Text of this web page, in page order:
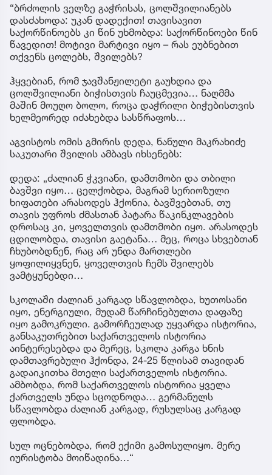
“ბრძოლის ველზე გაჭრისას, ცოლშვილიანებს
დასძახოდა: უკან დადექით! თავისავით
საქორწინოებს კი წინ უხმობდა: საქორწინოები წინ
წავედით! მოტივი მარტივი იყო – რას ეუბნებით
თქვენს ცოლებს, შვილებს?
ჰყვებიან, რომ ჯავშანჟილეტი გაუხდია და
ცოლშვილიანი ბიჭისთვის ჩაუცმევია… ნაღმმა
მაშინ მოუღო ბოლო, როცა დაჭრილი ბიჭებისთვის
ხელმეორედ იძახებდა სასწრაფოს…
აგვისტოს ომის გმირის დედა, ნანული მაკრახიძე
საკუთარი შვილის ამბავს იხსენებს:
დედა: „ძალიან ჭკვიანი, დამთმობი და თბილი
ბავშვი იყო… ცელქობდა, მაგრამ სერიოზული
ხიფათები არასოდეს ჰქონია, ბავშვებთან, თუ
თავის უფროს ძმასთან პატარა წაკინკლავების
დროსაც კი, ყოველთვის დამთმობი იყო. არასოდეს
ცდილობდა, თავისი გაეტანა… მეც, როცა სხვებთან
ჩხუბობდნენ, რაც არ უნდა მართლები
ყოფილიყვნენ, ყოველთვის ჩემს შვილებს
ვამტყუნებდი…
სკოლაში ძალიან კარგად სწავლობდა, ხუთოსანი
იყო, ენერგიული, მუდამ წარჩინებულთა დაფაზე
იყო გამოკრული. გამორჩეულად უყვარდა ისტორია,
განსაკუთრებით საქართველოს ისტორია
აინტერესებდა და მერეც, სკოლა კარგა ხნის
დამთავრებული ჰქონდა, 24-25 წლისამ თავიდან
გადაიკითხა მთელი საქართველოს ისტორია.
ამბობდა, რომ საქართველოს ისტორია ყველა
ქართველს უნდა სცოდნოდა… გერმანულს
სწავლობდა ძალიან კარგად, რუსულსაც კარგად
ფლობდა.
სულ ოცნებობდა, რომ ექიმი გამოსულიყო. მერე
იურისტობა მოიწადინა…“